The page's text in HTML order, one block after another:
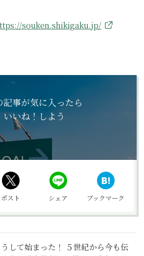
souken.shikigaku.jp/
記事が気に入ったら
いいね！しよう
ポスト シェア ブックマーク
して始まった！ ５世紀から今も伝